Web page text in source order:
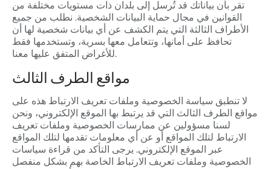
تقر بأن بياناتك قد تُرسل إلى بلدان ذات مستويات مختلفة من
القوانين في مجال حماية البيانات الشخصية. نطلب من جميع
الأطراف الثالثة التي يتم الكشف عن أي بيانات شخصية لها أن
تحافظ على أمانها، وتتعامل معها بسرية، وتستخدمها فقط
للأغراض المتفق عليها معنا.
مواقع الطرف الثالث
لا تنطبق سياسة الخصوصية وملفات تعريف الارتباط هذه على
مواقع الطرف الثالث التي قد يرتبط بها الموقع الإلكتروني، ونحن
لسنا مسؤولين عن ممارسات الخصوصية وملفات تعريف
الارتباط لتلك المواقع أو عن أي معلومات تقدمها لتلك المواقع
عبر الموقع الإلكتروني. يرجى التأكد من قراءة سياسات
الخصوصية وملفات تعريف الارتباط الخاصة بهم بشكل منفصل